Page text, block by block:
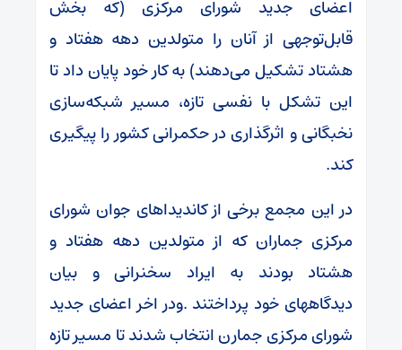
اعضای جدید شورای مرکزی (که بخش
قابل‌توجهی از آنان را متولدین دهه هفتاد و
هشتاد تشکیل می‌دهند) به کار خود پایان داد تا
این تشکل با نفسی تازه، مسیر شبکه‌سازی
نخبگانی و اثرگذاری در حکمرانی کشور را پیگیری
کند.
در این مجمع برخی از کاندیداهای جوان شورای
مرکزی جماران که از متولدین دهه هفتاد و
هشتاد بودند به ایراد سخنرانی و بیان
دیدگاههای خود پرداختند .ودر اخر اعضای جدید
شورای مرکزی جمارن انتخاب شدند تا مسیر تازه